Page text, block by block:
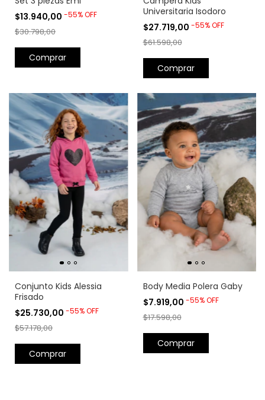
$13.940,00 -55%OFF
$30.798,00
Comprar
Universitaria Isodoro
$27.719,00 -55%OFF
$61.598,00
Comprar
Conjunto Kids Alessia
Frisado
$25.730,00 -55%OFF
$57.178,00
Comprar
Body Media Polera Gaby
$7.919,00 -55%OFF
$17.598,00
Comprar